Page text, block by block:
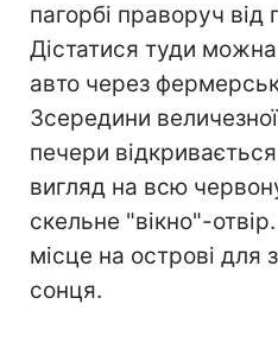
пагорбі праворуч
Дістатися туди
авто через
Зсередини
печери
вигляд на всю
скельне "вікно"-
місце на острові для
сонця.